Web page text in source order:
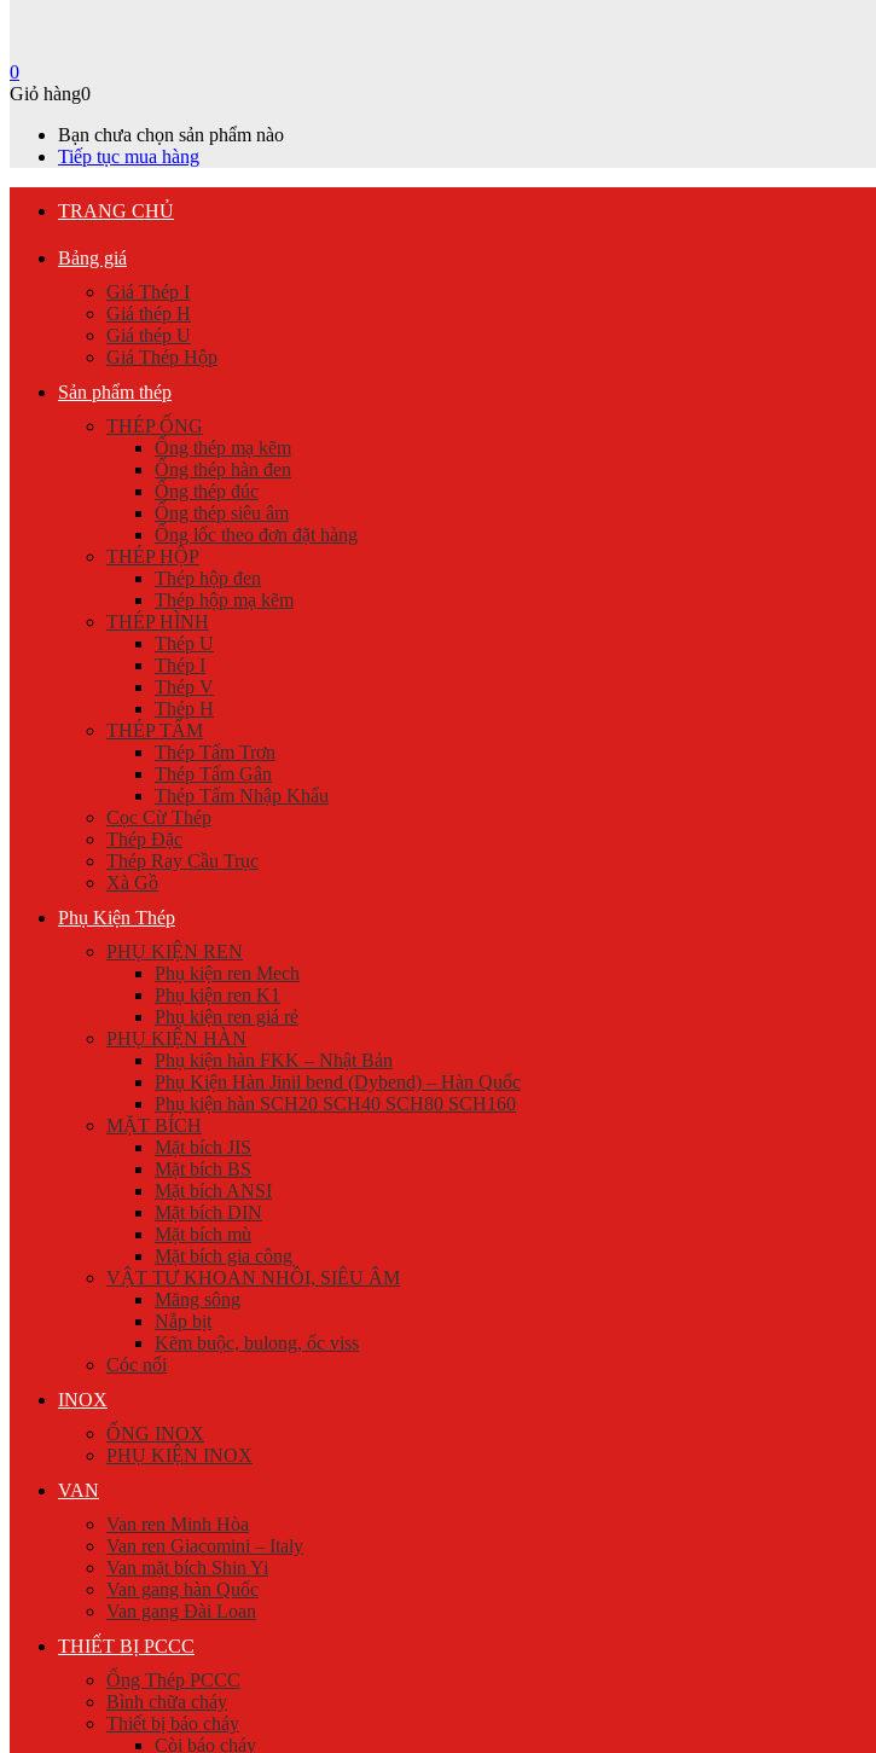
0
Giỏ hàng0
Bạn chưa chọn sản phẩm nào
Tiếp tục mua hàng
TRANG CHỦ
Bảng giá
Giá Thép I
Giá thép H
Giá thép U
Giá Thép Hộp
Sản phẩm thép
THÉP ỐNG
Ống thép mạ kẽm
Ống thép hàn đen
Ống thép đúc
Ống thép siêu âm
Ống lốc theo đơn đặt hàng
THÉP HỘP
Thép hộp đen
Thép hộp mạ kẽm
THÉP HÌNH
Thép U
Thép I
Thép V
Thép H
THÉP TẤM
Thép Tấm Trơn
Thép Tấm Gân
Thép Tấm Nhập Khẩu
Cọc Cừ Thép
Thép Đặc
Thép Ray Cầu Trục
Xà Gồ
Phụ Kiện Thép
PHỤ KIỆN REN
Phụ kiện ren Mech
Phụ kiện ren K1
Phụ kiện ren giá rẻ
PHỤ KIỆN HÀN
Phụ kiện hàn FKK – Nhật Bản
Phụ Kiện Hàn Jinil bend (Dybend) – Hàn Quốc
Phụ kiện hàn SCH20 SCH40 SCH80 SCH160
MẶT BÍCH
Mặt bích JIS
Mặt bích BS
Mặt bích ANSI
Mặt bích DIN
Mặt bích mù
Mặt bích gia công
VẬT TƯ KHOAN NHỒI, SIÊU ÂM
Măng sông
Nắp bịt
Kẽm buộc, bulong, ốc viss
Cóc nối
INOX
ỐNG INOX
PHỤ KIỆN INOX
VAN
Van ren Minh Hòa
Van ren Giacomini – Italy
Van mặt bích Shin Yi
Van gang hàn Quốc
Van gang Đài Loan
THIẾT BỊ PCCC
Ống Thép PCCC
Bình chữa cháy
Thiết bị báo cháy
Còi báo cháy